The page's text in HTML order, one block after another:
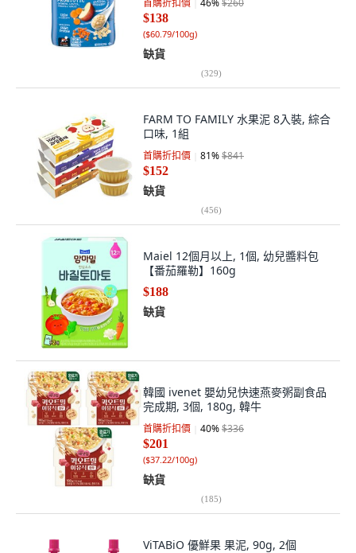
首購折扣價 46%$260
$138
($60.79/100g)
缺貨
(329)
FARM TO FAMILY 水果泥 8入裝, 綜合
口味, 1組
首購折扣價 81%$841
$152
缺貨
(456)
Maiel 12個月以上, 1個, 幼兒醬料包
【番茄羅勒】160g
$188
缺貨
韓國 ivenet 嬰幼兒快速燕麥粥副食品
完成期, 3個, 180g, 韓牛
首購折扣價 40%$336
$201
($37.22/100g)
缺貨
(185)
ViTABiO 優鮮果 果泥, 90g, 2個